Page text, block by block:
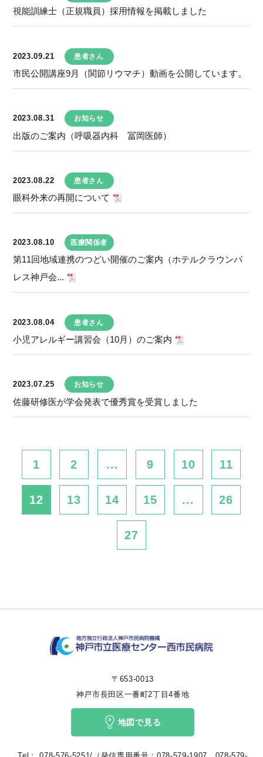
視能訓練士（正規職員）採用情報を掲載しました
2023.09.21 患者さん
市民公開講座9月（関節リウマチ）動画を公開しています。
2023.08.31 お知らせ
出版のご案内（呼吸器内科 冨岡医師）
2023.08.22 患者さん
眼科外来の再開について
2023.08.10 医療関係者
第11回地域連携のつどい開催のご案内（ホテルクラウンパ
レス神戸会...
2023.08.04 患者さん
小児アレルギー講習会（10月）のご案内
2023.07.25 お知らせ
佐藤研修医が学会発表で優秀賞を受賞しました
1 2 ... 9 10 11
12 13 14 15 ... 26
27
〒653-0013
神戸市長田区一番町2丁目4番地
地図で見る